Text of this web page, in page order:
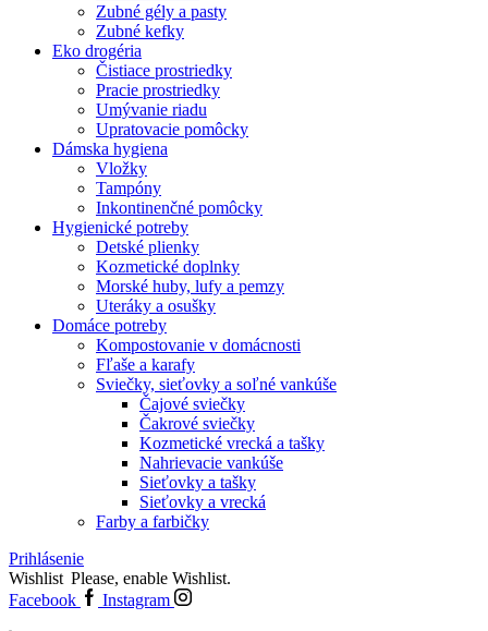
Zubné gély a pasty
Zubné kefky
Eko drogéria
Čistiace prostriedky
Pracie prostriedky
Umývanie riadu
Upratovacie pomôcky
Dámska hygiena
Vložky
Tampóny
Inkontinenčné pomôcky
Hygienické potreby
Detské plienky
Kozmetické doplnky
Morské huby, lufy a pemzy
Uteráky a osušky
Domáce potreby
Kompostovanie v domácnosti
Fľaše a karafy
Sviečky, sieťovky a soľné vankúše
Čajové sviečky
Čakrové sviečky
Kozmetické vrecká a tašky
Nahrievacie vankúše
Sieťovky a tašky
Sieťovky a vrecká
Farby a farbičky
Prihlásenie
Wishlist Please, enable Wishlist.
Facebook
Instagram